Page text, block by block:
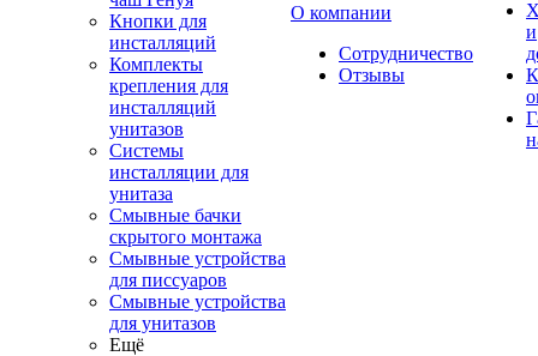
Кнопки для
инсталляций
Комплекты
крепления для
инсталляций
унитазов
Системы
инсталляции для
унитаза
Смывные бачки
скрытого монтажа
Смывные устройства
для писсуаров
Смывные устройства
для унитазов
Ещё
О компании
Сотрудничество
Отзывы
и